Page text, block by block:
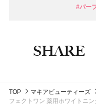
#パー
SHARE
TOP マキアビューティーズ
フェクトワン 薬用ホワイトニ